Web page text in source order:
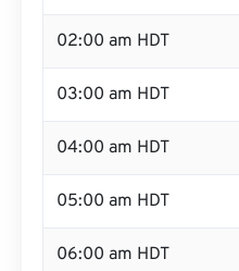
02:00 am HDT
03:00 am HDT
04:00 am HDT
05:00 am HDT
06:00 am HDT